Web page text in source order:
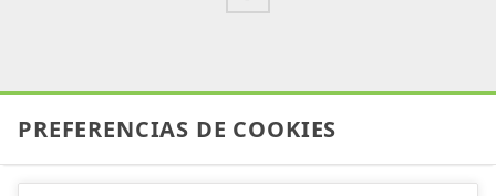
PREFERENCIAS DE COOKIES